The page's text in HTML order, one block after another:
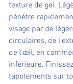
texture de gel.
pénètre
visage par de
circulaires, de
de l’œil, en
inférieure.
tapotements sur